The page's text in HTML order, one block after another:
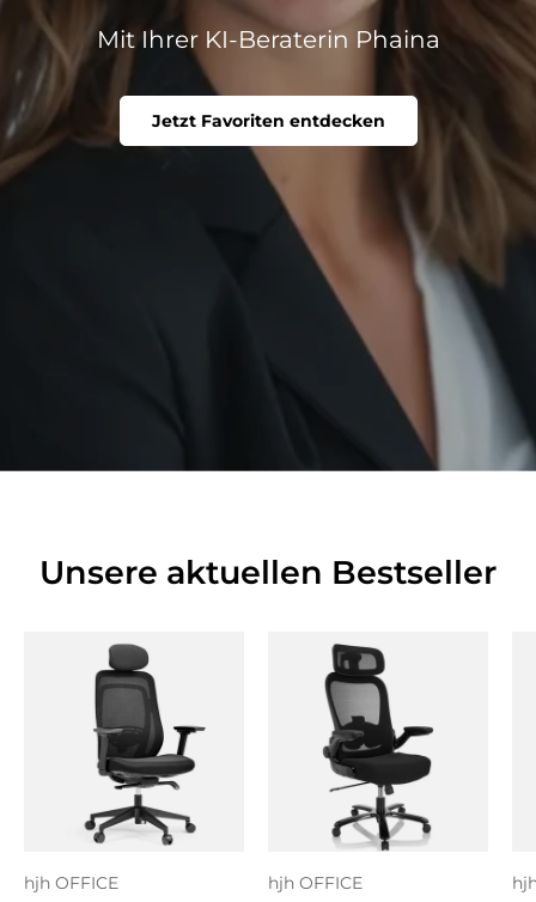
Mit Ihrer KI-Beraterin Phaina
Jetzt Favoriten entdecken
Unsere aktuellen Bestseller
hjh OFFICE hjh OFFICE